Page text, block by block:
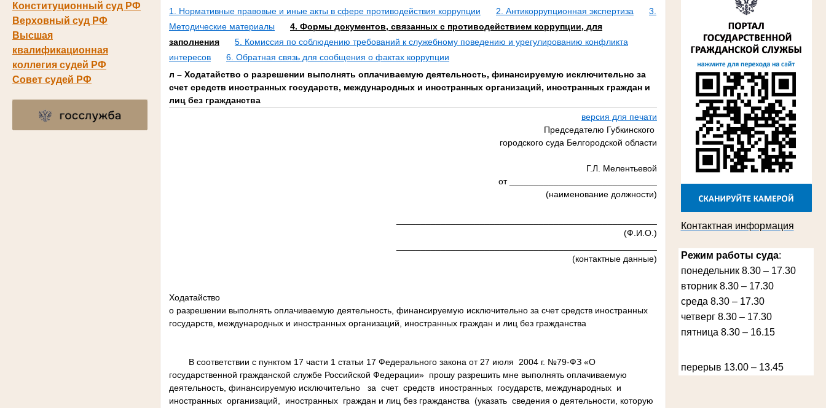
Конституционный суд РФ
Верховный суд РФ
Высшая
квалификационная
коллегия судей РФ
Совет судей РФ
Алферьев Сергей Григорьевич
Участник Великой Отечественной войны
Председатель Губкинского городского
в период с 1954 по 1982 гг.
Лыкова Анна Захаровна
Участник Великой Отечественной войны
Судья Губкинского городского народного
в период с 1960 по 1980 гг.
Труженица тыла в годы Великой
Контактная информация
Режим работы суда:
понедельник 8.30 – 17.30
вторник 8.30 – 17.30
среда 8.30 – 17.30
четверг 8.30 – 17.30
пятница 8.30 – 16.15
перерыв 13.00 – 13.45
1. Нормативные правовые и иные акты в сфере противодействия коррупции 2. Антикоррупционная экспертиза
3.
Методические материалы
4. Формы документов, связанных с противодействием коррупции, для
заполнения
5. Комиссия по соблюдению требований к служебному поведению и урегулированию конфликта
интересов
6. Обратная связь для сообщения о фактах коррупции
л – Ходатайство о разрешении выполнять оплачиваемую деятельность, финансируемую исключительно за
счет средств иностранных государств, международных и иностранных организаций, иностранных граждан и
лиц без гражданства
версия для печати
Председателю Губкинского
городского суда Белгородской области
Г.Л. Мелентьевой
от ______________________________
(наименование должности)
(Ф.И.О.)
(контактные данные)
Ходатайство
о разрешении выполнять оплачиваемую деятельность, финансируемую исключительно за счет средств иностранных
государств, международных и иностранных организаций, иностранных граждан и лиц без гражданства
В соответствии с пунктом 17 части 1 статьи 17 Федерального закона от 27 июля 2004 г. №79-ФЗ «О
государственной гражданской службе Российской Федерации» прошу разрешить мне выполнять оплачиваемую
деятельность, финансируемую исключительно за счет средств иностранных государств, международных и
иностранных организаций, иностранных граждан и лиц без гражданства (указать сведения о деятельности, которую